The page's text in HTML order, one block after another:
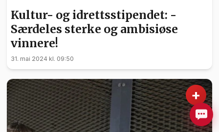
Kultur- og idrettsstipendet: -
Særdeles sterke og ambisiøse
vinnere!
31. mai 2024 kl. 09:50
+